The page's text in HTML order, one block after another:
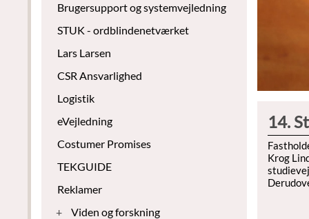
Brugersupport og systemvejledning
STUK - ordblindenetværket
Lars Larsen
CSR Ansvarlighed
Logistik
eVejledning
Costumer Promises
TEKGUIDE
Reklamer
+
Viden og forskning
14.
Krog